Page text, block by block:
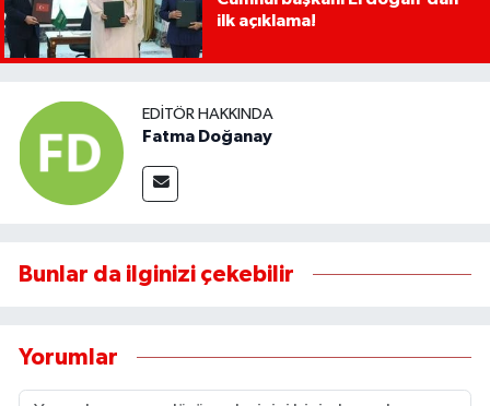
ilk açıklama!
EDITÖR HAKKINDA
Fatma Doğanay
Bunlar da ilginizi çekebilir
Yorumlar